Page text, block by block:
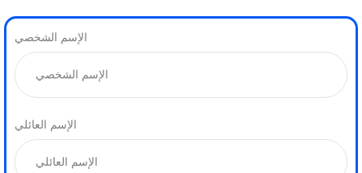
الإسم الشخصي
الإسم العائلي